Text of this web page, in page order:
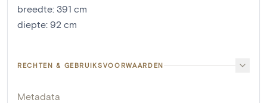
breedte: 391 cm
diepte: 92 cm
RECHTEN & GEBRUIKSVOORWAARDEN
Metadata